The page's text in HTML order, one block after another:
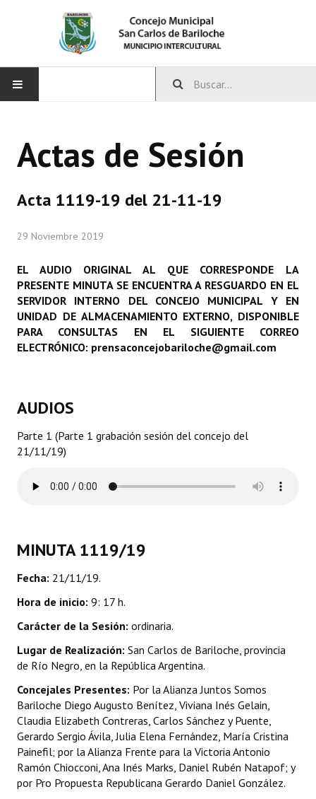
CONCEJO
Comisiones Especiales
Concejales Mandato Cumplido
Programas
Carta Orgánica 2007
Reglamento Interno
DOCUMENTOS
Informes de Gestión
Proyectos Presentados
Dictámenes Asesoría Letrada
Actas de Sesión
Informes de Unidad Coordinadora
Ejecución Presupuestaria
Actas de Audiencias Públicas
Actas de Sesión
Acta 1119-19 del 21-11-19
29 Noviembre 2019
EL AUDIO ORIGINAL AL QUE CORRESPONDE LA
PRESENTE MINUTA SE ENCUENTRA A RESGUARDO EN EL
SERVIDOR INTERNO DEL CONCEJO MUNICIPAL Y EN
UNIDAD DE ALMACENAMIENTO EXTERNO, DISPONIBLE
PARA CONSULTAS EN EL SIGUIENTE CORREO
ELECTRÓNICO: prensaconcejobariloche@gmail.com
AUDIOS
Parte 1 (Parte 1 grabación sesión del concejo del
21/11/19)
MINUTA 1119/19
Fecha: 21/11/19.
Hora de inicio: 9: 17 h.
Carácter de la Sesión: ordinaria.
Lugar de Realización: San Carlos de Bariloche, provincia
de Río Negro, en la República Argentina.
Concejales Presentes: Por la Alianza Juntos Somos
Bariloche Diego Augusto Benítez, Viviana Inés Gelain,
Claudia Elizabeth Contreras, Carlos Sánchez y Puente,
Gerardo Sergio Ávila, Julia Elena Fernández, María Cristina
Painefil; por la Alianza Frente para la Victoria Antonio
Ramón Chiocconi, Ana Inés Marks, Daniel Rubén Natapof; y
por Pro Propuesta Republicana Gerardo Daniel González.